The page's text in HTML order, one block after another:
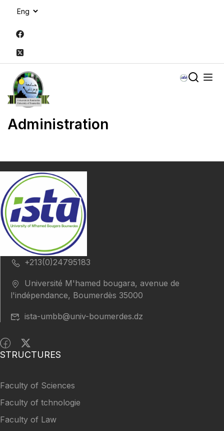
Administration
+213(0)24795183
Université M'hamed bougara, avenue de
l'indépendance, Boumerdès 35000
ista-umbb@univ-boumerdes.dz
STRUCTURES
Faculty of Sciences
Faculty of tchnologie
Faculty of Law